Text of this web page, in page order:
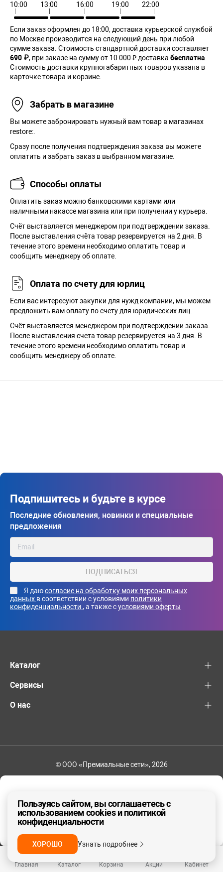
Главная Каталог Корзина Акции Кабинет
ДА, ВЕРНО
10:00
13:00 16:00 19:00 22:00
Если заказ оформлен до 18:00, доставка курьерской службой
по Москве производится на следующий день при любой
сумме заказа. Cтоимость стандартной доставки составляет
690 ₽, при заказе на сумму от 10 000 ₽ доставка бесплатна
Стоимость доставки крупногабаритных товаров указана в
карточке товара и корзине.
Забрать в магазине
Вы можете забронировать нужный вам товар в магазинах
restore:.
Сразу после получения подтверждения заказа вы можете
оплатить и забрать заказ в выбранном магазине.
Способы оплаты
Оплатить заказ можно банковскими картами или
наличными накассе магазина или при получении у курьера.
Cчёт выставляется менеджером при подтверждении заказа.
После выставления счёта товар резервируется на 2 дня. В
течение этого времени необходимо оплатить товар и
сообщить менеджеру об оплате.
Оплата по счету для юрлиц
Если вас интересуют закупки для нужд компании, мы можем
предложить вам оплату по счету для юридических лиц.
Счёт выставляется менеджером при подтверждении заказа.
После выставления счета товар резервируется на 3 дня. В
течение этого времени необходимо оплатить товар и
сообщить менеджеру об оплате.
Подпишитесь и будьте в курсе
Последние обновления, новинки и специальные
предложения
ПОДПИСАТЬСЯ
Я даюсогласие на обработку моих персональных
данных в соответствии с условиями политики
конфиденциальности , а также сусловиями оферты
Каталог
Сервисы
О нас
© ООО «Премиальные сети», 2026
Пользуясь сайтом, вы соглашаетесь с
использованием cookies и политикой
конфиденциальности
ХОРОШО Узнать подробнее